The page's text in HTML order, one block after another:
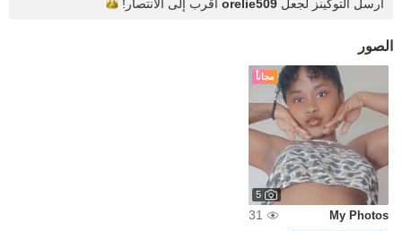
أرسل التوكينز لجعل orelie509 أقرب إلى الانتصار!
الصور
مجاناً
5
My Photos
31